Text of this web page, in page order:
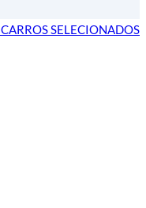
SELECIONADOS